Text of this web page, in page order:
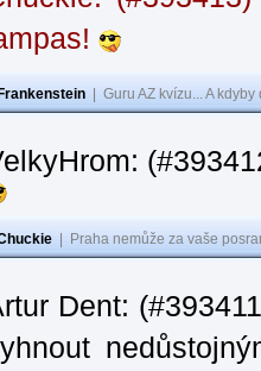
Frankenstein Guru AZ kvízu... A
Praha nemůže za vaše
Dent: